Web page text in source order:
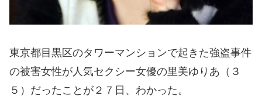
東京都目黒区のタワーマンションで起きた強盗事件
の被害女性が人気セクシー女優の里美ゆりあ（３
５）だったことが２７日、わかった。